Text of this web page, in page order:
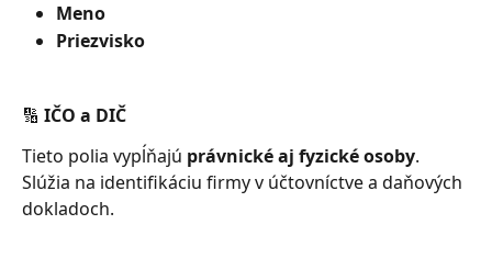
Meno
Priezvisko
🔢 IČO a DIČ
Tieto polia vypĺňajú právnické aj fyzické osoby.
Slúžia na identifikáciu firmy v účtovníctve a daňových
dokladoch.